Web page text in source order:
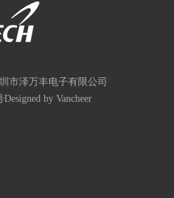
市泽万丰电子有限公司
Designed by Vancheer